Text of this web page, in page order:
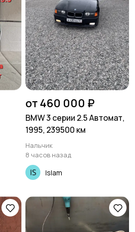
от 460 000 ₽
BMW 3 серии 2.5 Автомат,
1995, 239500 км
Нальчик
8 часов назад
Islam